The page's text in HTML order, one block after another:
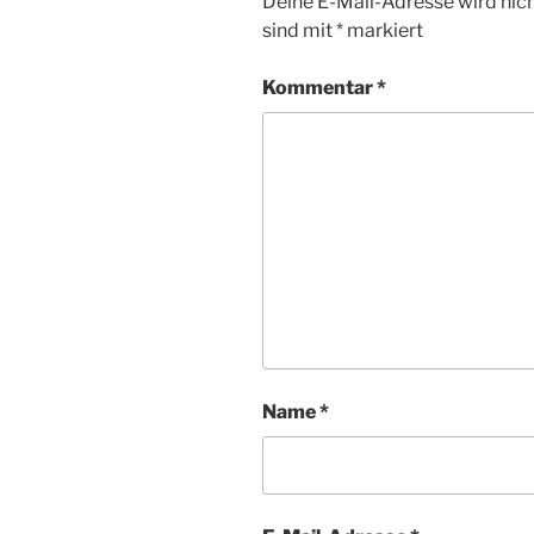
sind mit* markiert
Kommentar*
Name*